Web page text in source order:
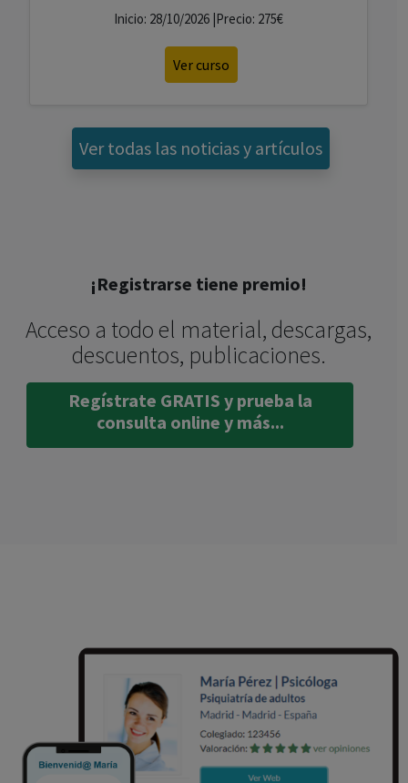
Inicio: 28/10/2026 |Precio: 275€
Ver curso
Ver todas las noticias y artículos
¡Registrarse tiene premio!
Acceso a todo el material, descargas,
descuentos, publicaciones.
Regístrate GRATIS y prueba la
consulta online y más...